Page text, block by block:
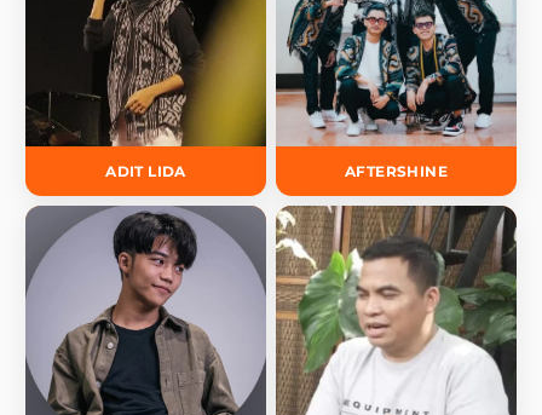
ADIT LIDA AFTERSHINE